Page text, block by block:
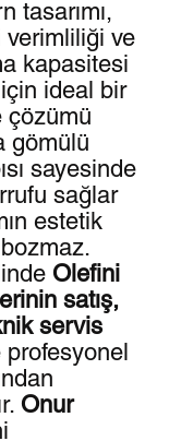
tasarımı,
ve
kapasitesi
ideal bir
çözümü
gömülü
sayesinde
sağlar
estetik
Olefini
satış,
servis
profesyonel
Onur